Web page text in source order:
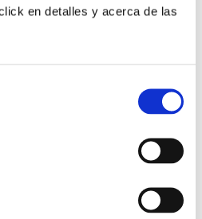
en detalles y acerca de las
unificada (80%)
, la
de mensajes de
la mensajería